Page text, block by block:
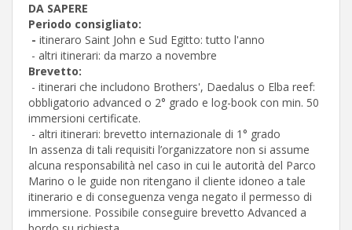
DA SAPERE
Periodo consigliato:
- itineraro Saint John e Sud Egitto: tutto l'anno
- altri itinerari: da marzo a novembre
Brevetto:
- itinerari che includono Brothers', Daedalus o Elba reef:
obbligatorio advanced o 2° grado e log-book con min. 50
immersioni certificate.
- altri itinerari: brevetto internazionale di 1° grado
In assenza di tali requisiti l’organizzatore non si assume
alcuna responsabilità nel caso in cui le autorità del Parco
Marino o le guide non ritengano il cliente idoneo a tale
itinerario e di conseguenza venga negato il permesso di
immersione. Possibile conseguire brevetto Advanced a